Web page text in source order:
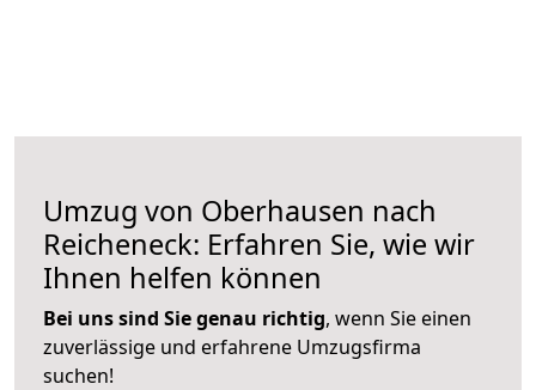
Umzug von Oberhausen nach
Reicheneck: Erfahren Sie, wie wir
Ihnen helfen können
Bei uns sind Sie genau richtig, wenn Sie einen
zuverlässige und erfahrene Umzugsfirma
suchen!